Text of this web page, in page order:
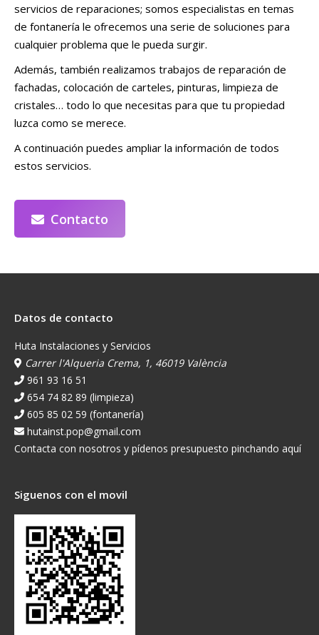
servicios de reparaciones; somos especialistas en temas
de fontanería le ofrecemos una serie de soluciones para
cualquier problema que le pueda surgir.
Además, también realizamos trabajos de reparación de
fachadas, colocación de carteles, pinturas, limpieza de
cristales… todo lo que necesitas para que tu propiedad
luzca como se merece.
A continuación puedes ampliar la información de todos
estos servicios.
Contacto
Datos de contacto
Huta Instalaciones y Servicios
Carrer l'Alqueria Crema, 1, 46019 València
961 93 16 51
654 74 82 89 (limpieza)
605 85 02 59 (fontanería)
hutainst.pop@gmail.com
Contacta con nosotros y pídenos presupuesto pinchando aquí
Siguenos con el movil